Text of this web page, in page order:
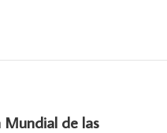
de las